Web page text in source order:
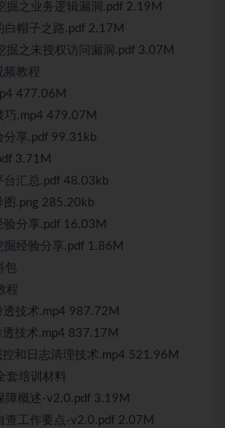
掘之业务逻辑漏洞.pdf 2.19M
白帽子之路.pdf 2.17M
掘之未授权访问漏洞.pdf 3.07M
频教程
477.06M
巧.mp4 479.07M
分享.pdf 99.31kb
3.71M
台汇总.pdf 48.03kb
图.png 285.20kb
验分享.pdf 16.03M
掘经验分享.pdf 1.86M
包
程
技术.mp4 987.72M
技术.mp4 837.17M
和日志清理技术.mp4 521.96M
套培训材料
障概述-v2.0.pdf 3.19M
查工作要点-v2.0.pdf 2.07M